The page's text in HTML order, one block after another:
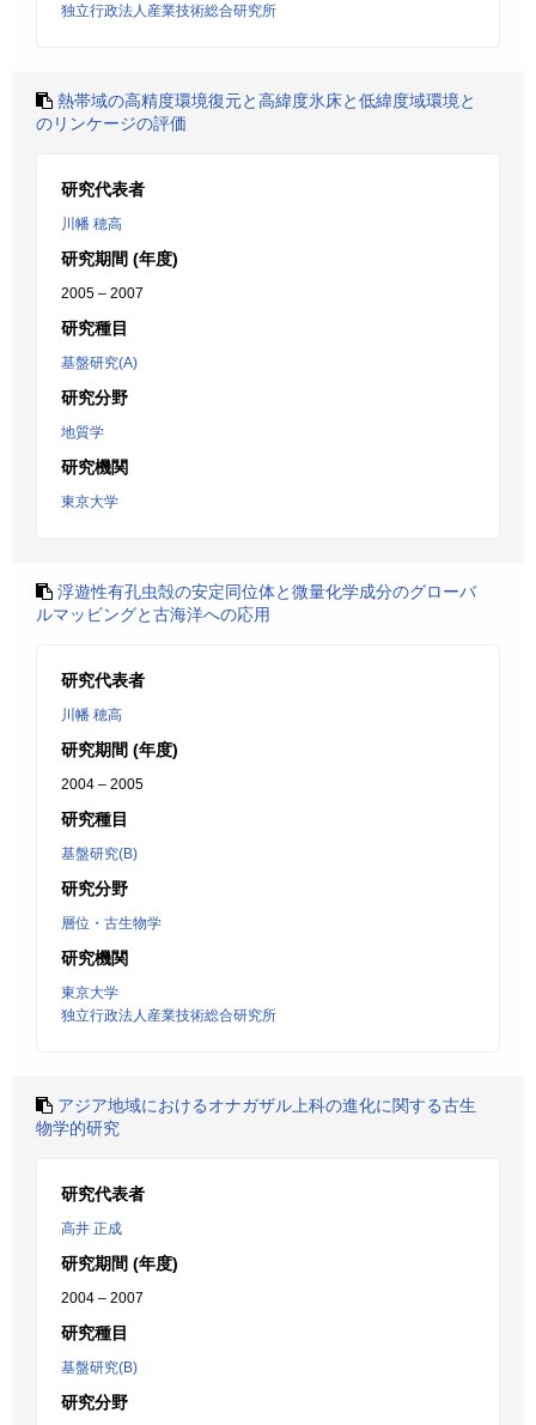
独立行政法人産業技術総合研究所
熱帯域の高精度環境復元と高緯度氷床と低緯度域環境と
のリンケージの評価
研究代表者
川幡 穂高
研究期間 (年度)
2005 – 2007
研究種目
基盤研究(A)
研究分野
地質学
研究機関
東京大学
浮遊性有孔虫殻の安定同位体と微量化学成分のグローバ
ルマッビングと古海洋への応用
研究代表者
川幡 穂高
研究期間 (年度)
2004 – 2005
研究種目
基盤研究(B)
研究分野
層位・古生物学
研究機関
東京大学
独立行政法人産業技術総合研究所
アジア地域におけるオナガザル上科の進化に関する古生
物学的研究
研究代表者
高井 正成
研究期間 (年度)
2004 – 2007
研究種目
基盤研究(B)
研究分野